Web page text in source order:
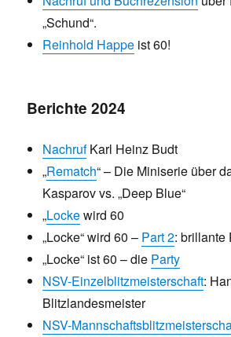
„Schund“.
Reinhold Happe ist 60!
Berichte 2024
NachrufKarl Heinz Budt
„Rematch“ – Die Miniserie über
Kasparov vs. „Deep Blue“
„Lockewird 60
„Locke“ wird 60 – Part 2: brillante
„Locke“ ist 60 – die Party
NSV-Einzelblitzmeisterschaft:
Blitzlandesmeister
NSV-